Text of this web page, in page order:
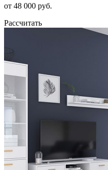
от 48 000 руб.
Рассчитать